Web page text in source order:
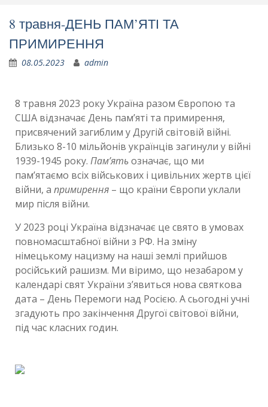
8 травня-ДЕНЬ ПАМ’ЯТІ ТА
ПРИМИРЕННЯ
08.05.2023 admin
8 травня 2023 року Україна разом Європою та
США відзначає День пам’яті та примирення,
присвячений загиблим у Другій світовій війні.
Близько 8-10 мільйонів українців загинули у війні
1939-1945 року. Пам’ятьозначає, що ми
пам’ятаємо всіх військових і цивільних жертв цієї
війни, а примирення – що країни Європи уклали
мир після війни.
У 2023 році Україна відзначає це свято в умовах
повномасштабної війни з РФ. На зміну
німецькому нацизму на наші землі прийшов
російський рашизм. Ми віримо, що незабаром у
календарі свят України з’явиться нова святкова
дата – День Перемоги над Росією. А сьогодні учні
згадують про закінчення Другої світової війни,
під час класних годин.